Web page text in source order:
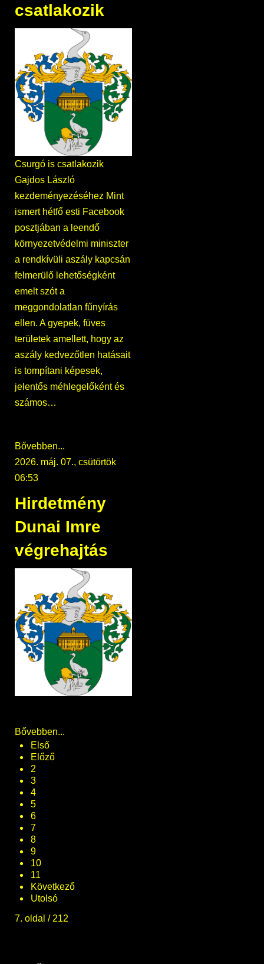
csatlakozik
Csurgó is csatlakozik
Gajdos László
kezdeményezéséhez Mint
ismert hétfő esti Facebook
posztjában a leendő
környezetvédelmi miniszter
a rendkívüli aszály kapcsán
felmerülő lehetőségként
emelt szót a
meggondolatlan fűnyírás
ellen. A gyepek, füves
területek amellett, hogy az
aszály kedvezőtlen hatásait
is tompítani képesek,
jelentős méhlegelőként és
számos…
Bővebben...
2026. máj. 07., csütörtök
06:53
Hirdetmény
Dunai Imre
végrehajtás
Bővebben...
Első
Előző
2
3
4
5
6
7
8
9
10
11
Következő
Utolsó
7. oldal / 212